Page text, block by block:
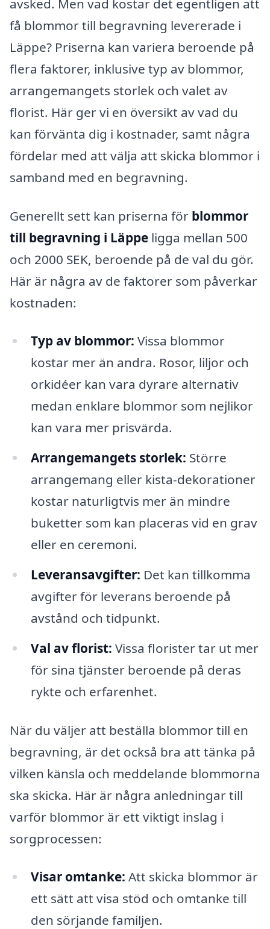
avsked. Men vad kostar det egentligen att
få blommor till begravning levererade i
Läppe? Priserna kan variera beroende på
flera faktorer, inklusive typ av blommor,
arrangemangets storlek och valet av
florist. Här ger vi en översikt av vad du
kan förvänta dig i kostnader, samt några
fördelar med att välja att skicka blommor i
samband med en begravning.
Generellt sett kan priserna för blommor
till begravning i Läppe ligga mellan 500
och 2000 SEK, beroende på de val du gör.
Här är några av de faktorer som påverkar
kostnaden:
Typ av blommor: Vissa blommor
kostar mer än andra. Rosor, liljor och
orkidéer kan vara dyrare alternativ
medan enklare blommor som nejlikor
kan vara mer prisvärda.
Arrangemangets storlek: Större
arrangemang eller kista-dekorationer
kostar naturligtvis mer än mindre
buketter som kan placeras vid en grav
eller en ceremoni.
Leveransavgifter: Det kan tillkomma
avgifter för leverans beroende på
avstånd och tidpunkt.
Val av florist: Vissa florister tar ut mer
för sina tjänster beroende på deras
rykte och erfarenhet.
När du väljer att beställa blommor till en
begravning, är det också bra att tänka på
vilken känsla och meddelande blommorna
ska skicka. Här är några anledningar till
varför blommor är ett viktigt inslag i
sorgprocessen:
Visar omtanke: Att skicka blommor är
ett sätt att visa stöd och omtanke till
den sörjande familjen.